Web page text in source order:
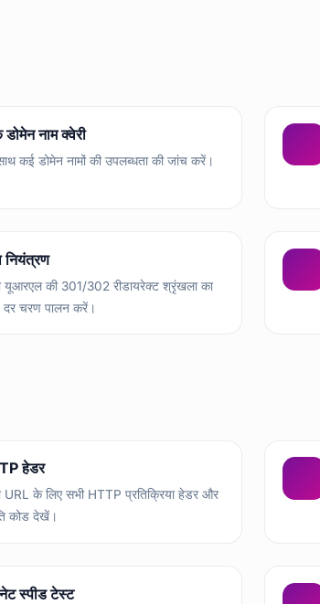
नाम क्वेरी
कई डोमेन नामों की उपलब्धता की जांच करें।
नियंत्रण
यूआरएल की 301/302 रीडायरेक्ट श्रृंखला का
चरण पालन करें।
हेडर
URL के लिए सभी HTTP प्रतिक्रिया हेडर और
कोड देखें।
स्पीड टेस्ट